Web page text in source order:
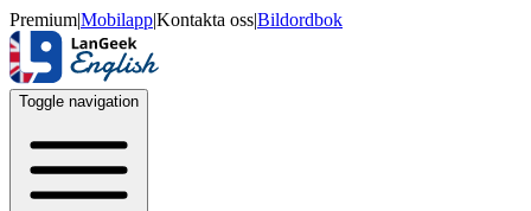
Premium|Mobilapp|Kontakta oss|Bildordbok
Toggle navigation